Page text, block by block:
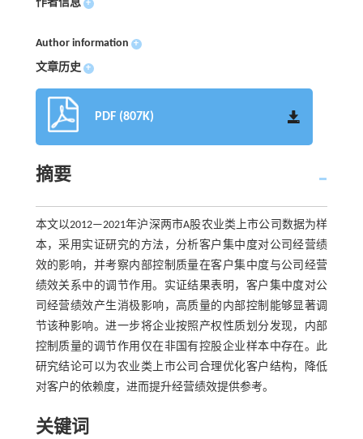
作者信息 +
Author information +
文章历史 +
PDF (807K)
摘要
本文以2012—2021年沪深两市A股农业类上市公司数据为样
本，采用实证研究的方法，分析客户集中度对公司经营绩
效的影响，并考察内部控制质量在客户集中度与公司经营
绩效关系中的调节作用。实证结果表明，客户集中度对公
司经营绩效产生消极影响，高质量的内部控制能够显著调
节该种影响。进一步将企业按照产权性质划分发现，内部
控制质量的调节作用仅在非国有控股企业样本中存在。此
研究结论可以为农业类上市公司合理优化客户结构，降低
对客户的依赖度，进而提升经营绩效提供参考。
关键词